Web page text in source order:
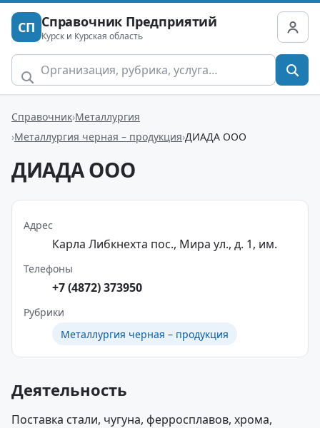
СП Справочник Предприятий
Курск и Курская область
Справочник Металлургия
Металлургия черная – продукция ДИАДА ООО
ДИАДА ООО
Адрес
Карла Либкнехта пос., Мира ул., д. 1, им.
Телефоны
+7 (4872) 373950
Рубрики
Металлургия черная – продукция
Деятельность
Поставка стали, чугуна, ферросплавов, хрома,